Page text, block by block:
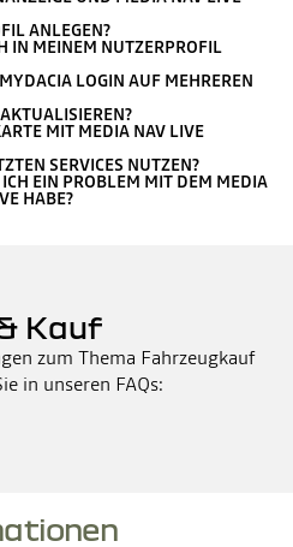
ANLEGEN?
IN MEINEM NUTZERPROFIL
LOGIN AUF MEHREREN
MIT MEDIA NAV LIVE
SERVICES NUTZEN?
EIN PROBLEM MIT DEM MEDIA
HABE?
Kauf
zum Thema Fahrzeugkauf
in unseren FAQs: